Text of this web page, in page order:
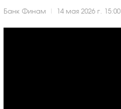
Банк Финам | 14 мая 2026 г. 15:00